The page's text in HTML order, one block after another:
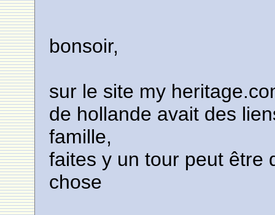
bonsoir,
sur le site my
de hollande avait des
famille,
faites y un tour peut être
chose